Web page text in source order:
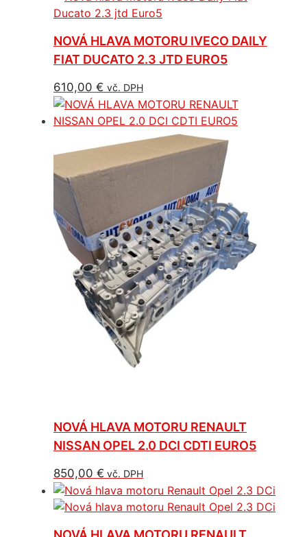
NOVÁ HLAVA MOTORU IVECO DAILY
FIAT DUCATO 2.3 JTD EURO5
610,00 € vč. DPH
NOVÁ HLAVA MOTORU RENAULT
NISSAN OPEL 2.0 DCI CDTI EURO5
850,00 € vč. DPH